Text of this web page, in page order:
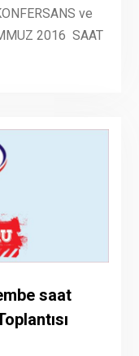
ve
2016 SAAT
saat